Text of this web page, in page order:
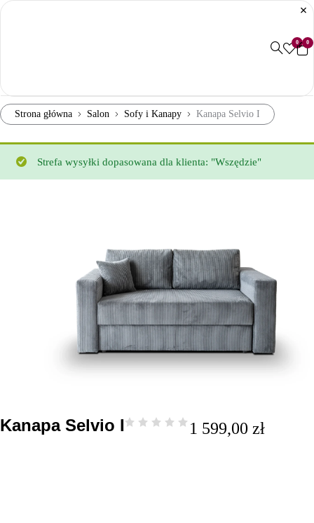
0 0
Strona główna Salon Sofy i Kanapy Kanapa Selvio I
Strefa wysyłki dopasowana dla klienta: "Wszędzie"
Kanapa Selvio I 1 599,00 zł